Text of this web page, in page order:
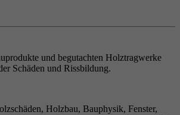
und begutachten Holztragwerke
Schäden und Rissbildung.
Holzbau, Bauphysik, Fenster,